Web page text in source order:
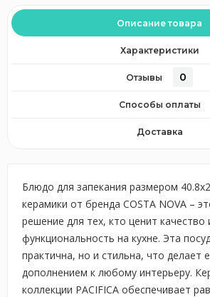
Описание товара
Характеристики
Отзывы 0
Способы оплаты
Доставка
Блюдо для запекания размером
керамики от бренда COSTA NOVA –
решение для тех, кто ценит качество
функциональность на кухне. Эта
практична, но и стильна, что делает
дополнением к любому интерьеру.
коллекции PACIFICA обеспечивает